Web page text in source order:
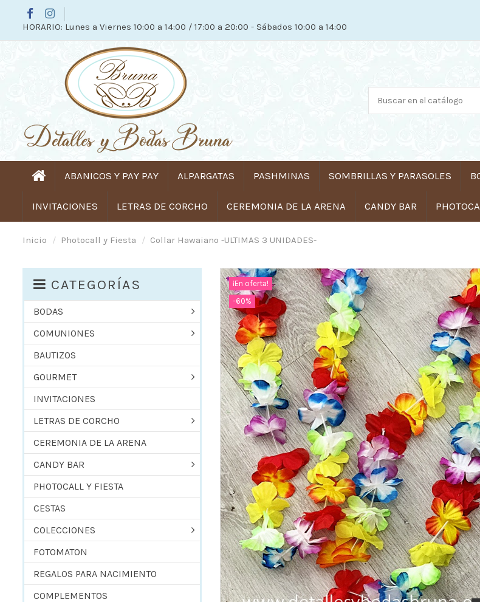
HORARIO: Lunes a Viernes 10:00 a 14:00 / 17:00 a 20:00 - Sábados 10:00 a 14:00
ABANICOS Y PAY PAY ALPARGATAS PASHMINAS SOMBRILLAS Y PARASOLES
INVITACIONES LETRAS DE CORCHO CEREMONIA DE LA ARENA CANDY BAR
Inicio Photocall y Fiesta Collar Hawaiano -ULTIMAS 3 UNIDADES-
¡En oferta!
-60%
CATEGORÍAS
BODAS
COMUNIONES
BAUTIZOS
GOURMET
INVITACIONES
LETRAS DE CORCHO
CEREMONIA DE LA ARENA
CANDY BAR
PHOTOCALL Y FIESTA
CESTAS
COLECCIONES
FOTOMATON
REGALOS PARA NACIMIENTO
COMPLEMENTOS